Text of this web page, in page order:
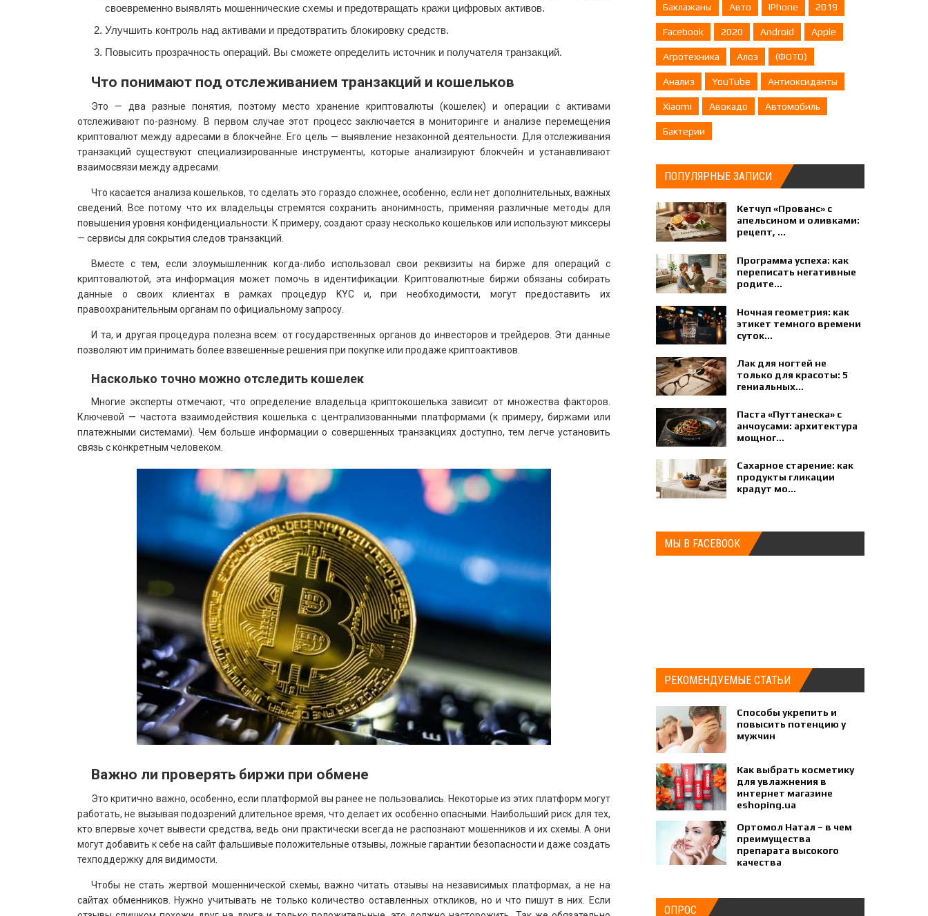
своевременно выявлять мошеннические схемы и предотвращать кражи цифровых активов.
Улучшить контроль над активами и предотвратить блокировку средств.
Повысить прозрачность операций. Вы сможете определить источник и получателя транзакций.
Что понимают под отслеживанием транзакций и кошельков
Это — два разные понятия, поэтому место хранение криптовалюты (кошелек) и операции с активами
отслеживают по-разному. В первом случае этот процесс заключается в мониторинге и анализе перемещения
криптовалют между адресами в блокчейне. Его цель — выявление незаконной деятельности. Для отслеживания
транзакций существуют специализированные инструменты, которые анализируют блокчейн и устанавливают
взаимосвязи между адресами.
Что касается анализа кошельков, то сделать это гораздо сложнее, особенно, если нет дополнительных, важных
сведений. Все потому что их владельцы стремятся сохранить анонимность, применяя различные методы для
повышения уровня конфиденциальности. К примеру, создают сразу несколько кошельков или используют миксеры
— сервисы для сокрытия следов транзакций.
Вместе с тем, если злоумышленник когда-либо использовал свои реквизиты на бирже для операций с
криптовалютой, эта информация может помочь в идентификации. Криптовалютные биржи обязаны собирать
данные о своих клиентах в рамках процедур KYC и, при необходимости, могут предоставить их
правоохранительным органам по официальному запросу.
И та, и другая процедура полезна всем: от государственных органов до инвесторов и трейдеров. Эти данные
позволяют им принимать более взвешенные решения при покупке или продаже криптоактивов.
Насколько точно можно отследить кошелек
Многие эксперты отмечают, что определение владельца криптокошелька зависит от множества факторов.
Ключевой — частота взаимодействия кошелька с централизованными платформами (к примеру, биржами или
платежными системами). Чем больше информации о совершенных транзакциях доступно, тем легче установить
связь с конкретным человеком.
Важно ли проверять биржи при обмене
Это критично важно, особенно, если платформой вы ранее не пользовались. Некоторые из этих платформ могут
работать, не вызывая подозрений длительное время, что делает их особенно опасными. Наибольший риск для тех,
кто впервые хочет вывести средства, ведь они практически всегда не распознают мошенников и их схемы. А они
могут добавить к себе на сайт фальшивые положительные отзывы, ложные гарантии безопасности и даже создать
техподдержку для видимости.
Чтобы не стать жертвой мошеннической схемы, важно читать отзывы на независимых платформах, а не на
сайтах обменников. Нужно учитывать не только количество оставленных откликов, но и что пишут в них. Если
Баклажаны Авто IPhone 2019
Facebook 2020 Android Apple
Агротехника Алоэ (ФОТО)
Анализ YouTube Антиоксиданты
Xiaomi Авокадо Автомобиль
Бактерии
ПОПУЛЯРНЫЕ ЗАПИСИ
Кетчуп «Прованс» с
апельсином и оливками:
рецепт, ...
Программа успеха: как
переписать негативные
родите...
Ночная геометрия: как
этикет темного времени
суток...
Лак для ногтей не
только для красоты: 5
гениальных...
Паста «Путтанеска» с
анчоусами: архитектура
мощног...
Сахарное старение: как
продукты гликации
крадут мо...
МЫ В FACEBOOK
РЕКОМЕНДУЕМЫЕ СТАТЬИ
Способы укрепить и
повысить потенцию у
мужчин
Как выбрать косметику
для увлажнения в
интернет магазине
eshoping.ua
Ортомол Натал – в чем
преимущества
препарата высокого
качества
ОПРОС